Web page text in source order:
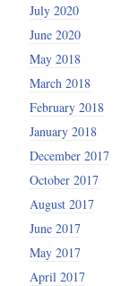
July 2020
June 2020
May 2018
March 2018
February 2018
January 2018
December 2017
October 2017
August 2017
June 2017
May 2017
April 2017